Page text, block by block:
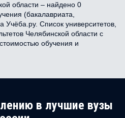
области – найдено 0
(бакалавриата,
Учёба.ру. Список университетов,
Челябинской области с
обучения и
в лучшие вузы